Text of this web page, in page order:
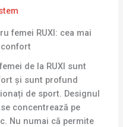
femei RUXI: cea mai
de la RUXI sunt
și sunt profund
de sport. Designul
concentrează pe
Nu numai că permite